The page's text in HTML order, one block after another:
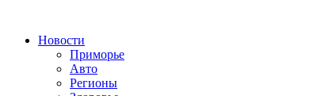
Новости
Приморье
Авто
Регионы